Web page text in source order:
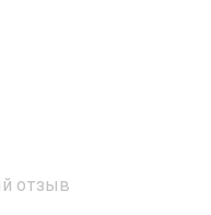
отзыв